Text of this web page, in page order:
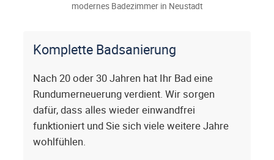
modernes Badezimmer in Neustadt
Komplette Badsanierung
Nach 20 oder 30 Jahren hat Ihr Bad eine
Rundumerneuerung verdient. Wir sorgen
dafür, dass alles wieder einwandfrei
funktioniert und Sie sich viele weitere Jahre
wohlfühlen.